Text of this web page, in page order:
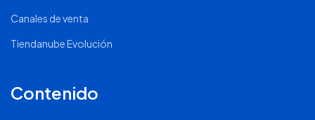
Canales de venta
Tiendanube Evolución
Contenido